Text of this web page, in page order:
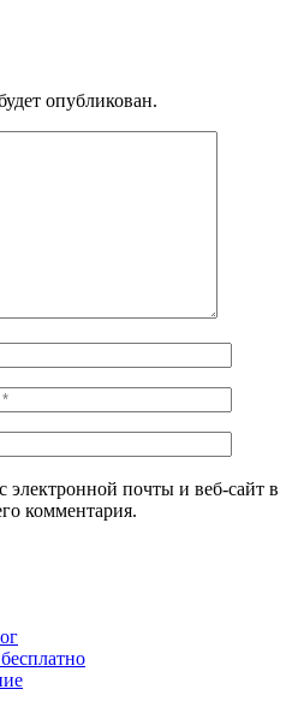
опубликован.
электронной почты и веб-сайт в
комментария.